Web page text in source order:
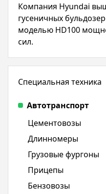
Компания Hyundai
гусеничных
моделью HD100
сил.
Специальная техника
Автотранспорт
Цементовозы
Длинномеры
Грузовые фургоны
Прицепы
Бензовозы